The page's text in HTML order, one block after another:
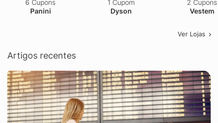
6 Cupons
Panini
1 Cupom
Dyson
2 Cupons
Vestem
Ver Lojas
Artigos recentes